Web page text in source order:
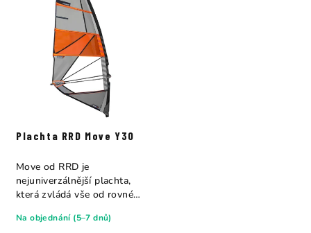
Plachta RRD Move Y30
Na objednání (5–7 dnů)
Move od RRD je
nejuniverzálnější plachta,
která zvládá vše od rovné